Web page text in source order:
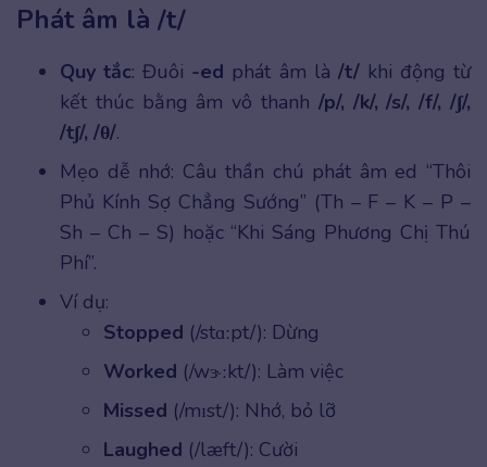
Phát âm là /t/
Quy tắc: Đuôi -ed phát âm là /t/khi động từ
kết thúc bằng âm vô thanh /p/, /k/, /s/, /f/, /ʃ/,
/tʃ/, /θ/.
Mẹo dễ nhớ: Câu thần chú phát âm ed “Thôi
Phủ Kính Sợ Chẳng Sướng” (Th – F – K – P –
Sh – Ch – S) hoặc “Khi Sáng Phương Chị Thú
Phí”.
Ví dụ:
Stopped (/stɑːpt/): Dừng
Worked (/wɝːkt/): Làm việc
Missed (/mɪst/): Nhớ, bỏ lỡ
Laughed (/læft/): Cười